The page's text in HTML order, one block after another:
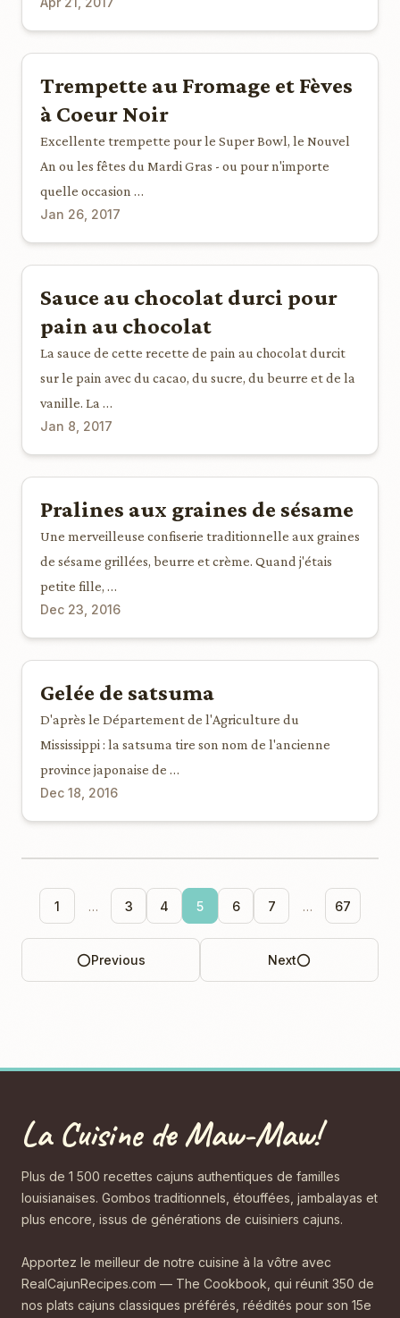
Trempette au Fromage et Fèves
à Coeur Noir
Excellente trempette pour le Super Bowl, le Nouvel
An ou les fêtes du Mardi Gras - ou pour n'importe
quelle occasion …
Jan 26, 2017
Sauce au chocolat durci pour
pain au chocolat
La sauce de cette recette de pain au chocolat durcit
sur le pain avec du cacao, du sucre, du beurre et de la
vanille. La …
Jan 8, 2017
Pralines aux graines de sésame
Une merveilleuse confiserie traditionnelle aux graines
de sésame grillées, beurre et crème. Quand j'étais
petite fille, …
Dec 23, 2016
Gelée de satsuma
D'après le Département de l'Agriculture du
Mississippi : la satsuma tire son nom de l'ancienne
province japonaise de …
Dec 18, 2016
Previous
1 … 3 4 5 6 7 … 67
Next
La Cuisine de Maw-Maw!
Plus de 1 500 recettes cajuns authentiques de familles
louisianaises. Gombos traditionnels, étouffées, jambalayas et
plus encore, issus de générations de cuisiniers cajuns.
Apportez le meilleur de notre cuisine à la vôtre avec
RealCajunRecipes.com — The Cookbook, qui réunit 350 de
nos plats cajuns classiques préférés, réédités pour son 15e